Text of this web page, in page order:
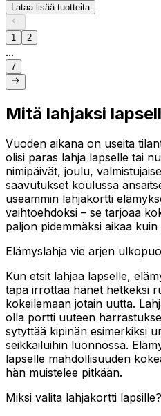
Lataa lisää tuotteita
1 2
...
7
Mitä lahjaksi
Vuoden aikana on useita
olisi paras lahja lapselle tai
nimipäivät, joulu,
saavutukset koulussa
useammin lahjakortti
vaihtoehdoksi – se tarjoaa
paljon pidemmäksi aikaa
Elämyslahja vie arjen
Kun etsit lahjaa lapselle,
tapa irrottaa hänet hetkeksi
kokeilemaan jotain uutta.
olla portti uuteen
sytyttää kipinän esimerkiksi
seikkailuihin luonnossa.
lapselle mahdollisuuden
hän muistelee pitkään.
Miksi valita lahjakortti lapsille?